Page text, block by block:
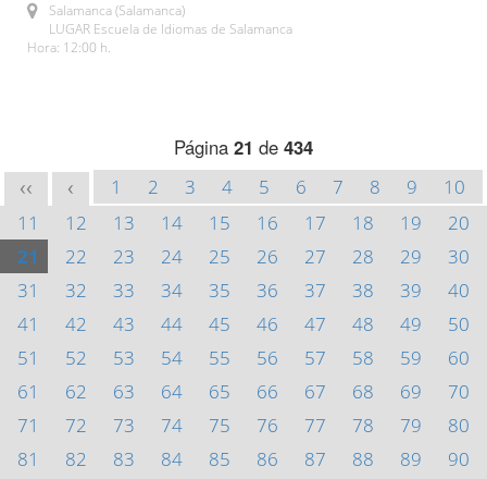
Salamanca (Salamanca)
LUGAR Escuela de Idiomas de Salamanca
Hora: 12:00 h.
Página 21 de 434
<< < 1 2 3 4 5 6 7 8 9
10
11
12 13 14 15 16 17 18 19
20
21
22 23 24 25 26 27 28 29
30
31
32 33 34 35 36 37 38 39
40
41
42 43 44 45 46 47 48 49
50
51
52 53 54 55 56 57 58 59
60
61
62 63 64 65 66 67 68 69
70
71
72 73 74 75 76 77 78 79
80
81
82 83 84 85 86 87 88 89
90